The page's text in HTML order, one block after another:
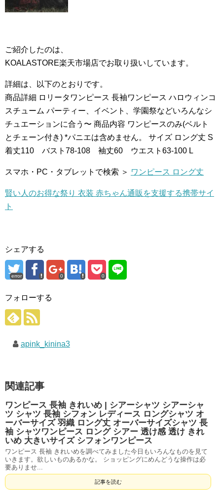
ご紹介したのは、
KOALASTORE楽天市場店でお取り扱いしています。
詳細は、以下のとおりです。
商品詳細 ロリータワンピース 長袖ワンピース ハロウィンコ
スチューム パーティー、イベント、学園祭などいろんなシ
チュエーションに合う〜 商品内容 ワンピースのみ(ベルト
とチェーン付き) *パニエは含めません。 サイズ ロング丈 S
着丈110 バスト78-108 袖丈60 ウエスト63-100 L
スマホ・PC・タブレットで検索 ＞ ワンピース ロング丈
賢い人のお得な祭り 衣装 赤ちゃん通販を支援する携帯サイ
ト
シェアする
error 0 0
フォローする
apink_kinina3
関連記事
ワンピース 長袖 きれいめ | シアーシャツ シアーシャ
ツ シャツ 長袖 シフォン レディース ロングシャツ オ
ーバーサイズ 羽織 ロング丈 オーバーサイズシャツ 長
袖 シャツワンピース ロング シアー 透け感 透け きれ
いめ 大きいサイズ シフォンワンピース
ワンピース 長袖 きれいめを調べてみました今日もいろんなものを見て
いきます。欲しいものあるかな。 ショッピングにめんどうな操作は必
要ありませ...
記事を読む